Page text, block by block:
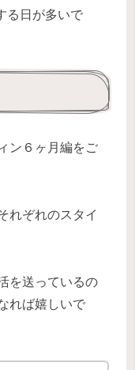
る日が多いで
ン６ヶ月編をご
れぞれのスタイ
を送っているの
れば嬉しいで